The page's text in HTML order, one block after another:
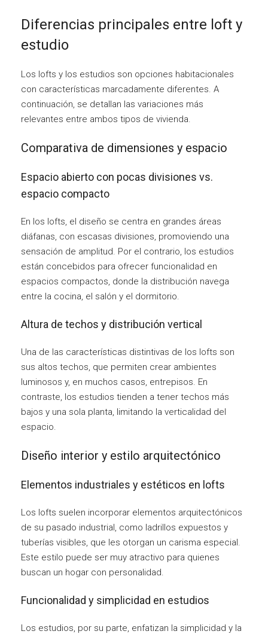
Diferencias principales entre loft y
estudio
Los lofts y los estudios son opciones habitacionales
con características marcadamente diferentes. A
continuación, se detallan las variaciones más
relevantes entre ambos tipos de vivienda.
Comparativa de dimensiones y espacio
Espacio abierto con pocas divisiones vs.
espacio compacto
En los lofts, el diseño se centra en grandes áreas
diáfanas, con escasas divisiones, promoviendo una
sensación de amplitud. Por el contrario, los estudios
están concebidos para ofrecer funcionalidad en
espacios compactos, donde la distribución navega
entre la cocina, el salón y el dormitorio.
Altura de techos y distribución vertical
Una de las características distintivas de los lofts son
sus altos techos, que permiten crear ambientes
luminosos y, en muchos casos, entrepisos. En
contraste, los estudios tienden a tener techos más
bajos y una sola planta, limitando la verticalidad del
espacio.
Diseño interior y estilo arquitectónico
Elementos industriales y estéticos en lofts
Los lofts suelen incorporar elementos arquitectónicos
de su pasado industrial, como ladrillos expuestos y
tuberías visibles, que les otorgan un carisma especial.
Este estilo puede ser muy atractivo para quienes
buscan un hogar con personalidad.
Funcionalidad y simplicidad en estudios
Los estudios, por su parte, enfatizan la simplicidad y la